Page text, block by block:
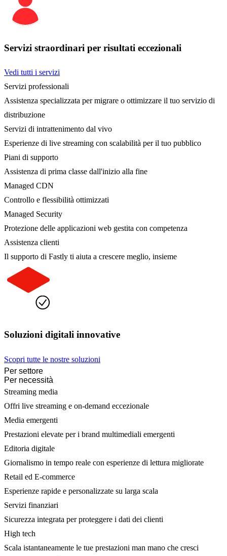
Servizi straordinari per risultati eccezionali
Vedi tutti i servizi
Servizi professionali
Assistenza specializzata per migrare o ottimizzare il tuo servizio di
distribuzione
Servizi di intrattenimento dal vivo
Esperienze di live streaming con scalabilità per il tuo pubblico
Piani di supporto
Assistenza di prima classe dall'inizio alla fine
Managed CDN
Controllo e flessibilità ottimizzati
Managed Security
Protezione delle applicazioni web gestita con competenza
Assistenza clienti
Il supporto di Fastly ti aiuta a crescere meglio, insieme
Soluzioni digitali innovative
Scopri tutte le nostre soluzioni
Per settore
Per necessità
Streaming media
Offri live streaming e on-demand eccezionale
Media emergenti
Prestazioni elevate per i brand multimediali emergenti
Editoria digitale
Giornalismo in tempo reale con esperienze di lettura migliorate
Retail ed E-commerce
Esperienze rapide e personalizzate su larga scala
Servizi finanziari
Sicurezza integrata per proteggere i dati dei clienti
High tech
Scala istantaneamente le tue prestazioni man mano che cresci